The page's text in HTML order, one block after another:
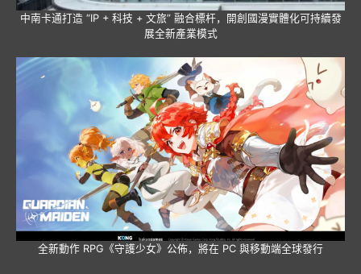
中南卡通打造 “IP + 科技 + 文旅” 融合標杆，開創國漫實體化可持續發
展全新產業模式
全新動作 RPG《守護少女》公佈，將在 PC 與移動端全球發行